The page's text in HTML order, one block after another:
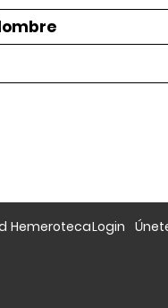
HemerotecaLogin